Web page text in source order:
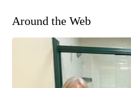
Around the Web